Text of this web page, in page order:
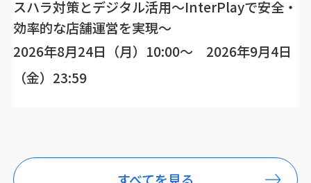
スハラ対策とデジタル活用～InterPlayで安全・
効率的な店舗運営を実現～
2026年8月24日（月）10:00～ 2026年9月4日
（金）23:59